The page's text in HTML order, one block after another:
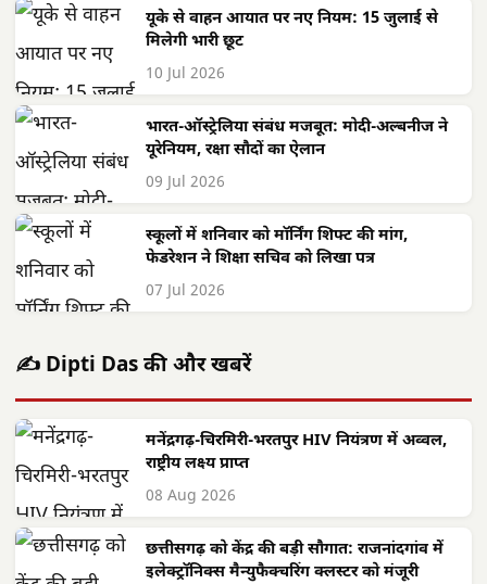
यूके से वाहन आयात पर नए नियम: 15 जुलाई से
मिलेगी भारी छूट
10 Jul 2026
भारत-ऑस्ट्रेलिया संबंध मजबूत: मोदी-अल्बनीज ने
यूरेनियम, रक्षा सौदों का ऐलान
09 Jul 2026
स्कूलों में शनिवार को मॉर्निंग शिफ्ट की मांग,
फेडरेशन ने शिक्षा सचिव को लिखा पत्र
07 Jul 2026
✍️ Dipti Das की और खबरें
मनेंद्रगढ़-चिरमिरी-भरतपुर HIV नियंत्रण में अव्वल,
राष्ट्रीय लक्ष्य प्राप्त
08 Aug 2026
छत्तीसगढ़ को केंद्र की बड़ी सौगात: राजनांदगांव में
इलेक्ट्रॉनिक्स मैन्युफैक्चरिंग क्लस्टर को मंजूरी